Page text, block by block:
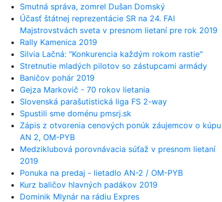
Smutná správa, zomrel Dušan Domský
Účasť štátnej reprezentácie SR na 24. FAI
Majstrovstvách sveta v presnom lietaní pre rok 2019
Rally Kamenica 2019
Silvia Lačná: "Konkurencia každým rokom rastie"
Stretnutie mladých pilotov so zástupcami armády
Baničov pohár 2019
Gejza Markovič - 70 rokov lietania
Slovenská parašutistická liga FS 2-way
Spustili sme doménu pmsrj.sk
Zápis z otvorenia cenových ponúk záujemcov o kúpu
AN 2, OM-PYB
Medziklubová porovnávacia súťaž v presnom lietaní
2019
Ponuka na predaj - lietadlo AN-2 / OM-PYB
Kurz baličov hlavných padákov 2019
Dominik Mlynár na rádiu Expres